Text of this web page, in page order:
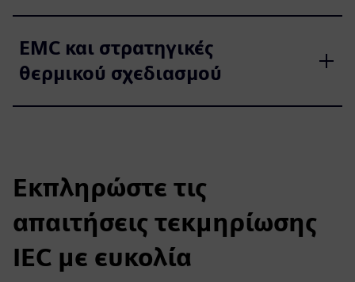
EMC και στρατηγικές
θερμικού σχεδιασμού
Εκπληρώστε τις
απαιτήσεις τεκμηρίωσης
IEC με ευκολία